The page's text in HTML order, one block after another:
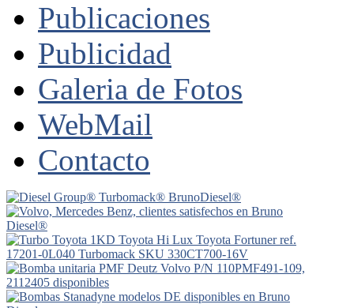
Publicaciones
Publicidad
Galeria de Fotos
WebMail
Contacto